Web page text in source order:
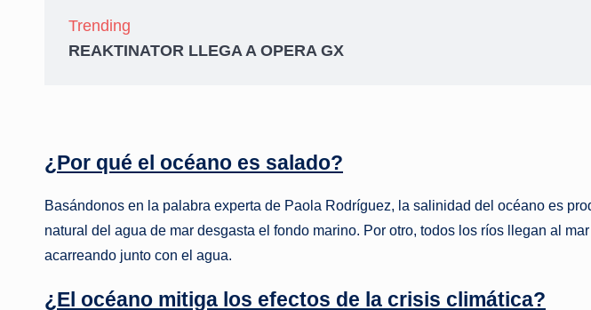
Trending
REAKTINATOR LLEGA A OPERA GX
¿Por qué el océano es salado?
Basándonos en la palabra experta de Paola Rodríguez, la salinidad del océano es
natural del agua de mar desgasta el fondo marino. Por otro, todos los ríos llegan al
acarreando junto con el agua.
¿El océano mitiga los efectos de la crisis climática?